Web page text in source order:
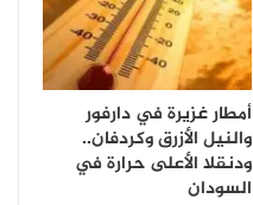
أمطار غزيرة في دارفور
والنيل الأزرق وكردفان..
ودنقلا الأعلى حرارة في
السودان